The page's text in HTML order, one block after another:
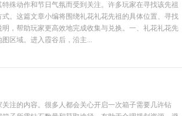
殊动作和节日气氛而受到关注。许多玩家在寻找该先祖
。这篇文章小编将围绕礼花礼花先祖的具体位置、寻找
，帮助玩家更高效地完成收集与兑换。一、礼花礼花先
区域。进入霞谷后，沿主...
注的内容。很多人都会关心开启一次箱子需要几许钻